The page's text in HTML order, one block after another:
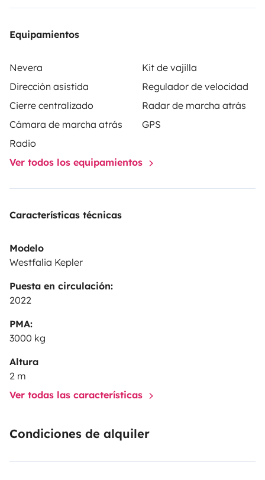
Equipamientos
Nevera
Kit de vajilla
Dirección asistida
Regulador de velocidad
Cierre centralizado
Radar de marcha atrás
Cámara de marcha atrás
GPS
Radio
Ver todos los equipamientos
Características técnicas
Modelo
Westfalia Kepler
Puesta en circulación:
2022
PMA:
3000 kg
Altura
2 m
Ver todas las características
Condiciones de alquiler